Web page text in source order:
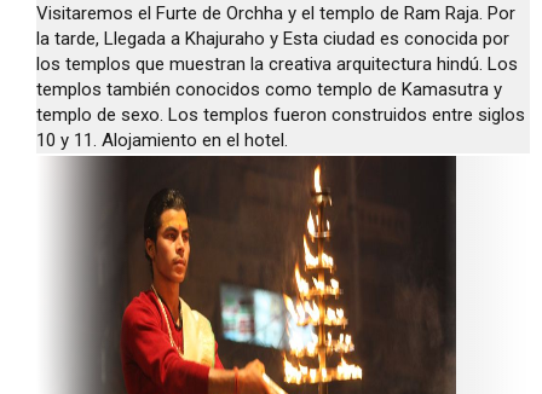
Visitaremos el Furte de Orchha y el templo de Ram Raja. Por
la tarde, Llegada a Khajuraho y Esta ciudad es conocida por
los templos que muestran la creativa arquitectura hindú. Los
templos también conocidos como templo de Kamasutra y
templo de sexo. Los templos fueron construidos entre siglos
10 y 11. Alojamiento en el hotel.